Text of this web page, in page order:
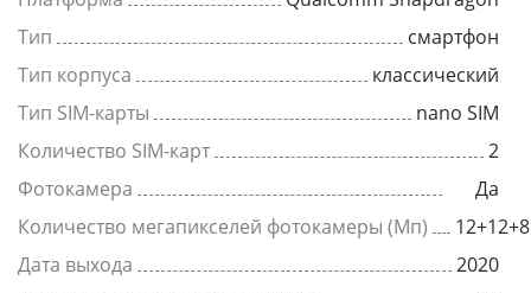
Тип
смартфон
Тип корпуса
классический
Тип SIM-карты
nano SIM
Количество SIM-карт
2
Фотокамера
Да
Количество мегапикселей фотокамеры (Мп)
12+12+8
Дата выхода
2020